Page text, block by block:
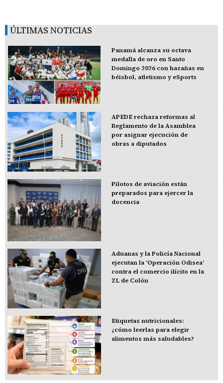
ÚLTIMAS NOTICIAS
Panamá alcanza su octava
medalla de oro en Santo
Domingo 2026 con hazañas en
béisbol, atletismo y eSports
APEDE rechaza reformas al
Reglamento de la Asamblea
por asignar ejecución de
obras a diputados
Pilotos de aviación están
preparados para ejercer la
docencia
Aduanas y la Policía Nacional
ejecutan la 'Operación Odisea'
contra el comercio ilícito en la
ZL de Colón
Etiquetas nutricionales:
¿cómo leerlas para elegir
alimentos más saludables?